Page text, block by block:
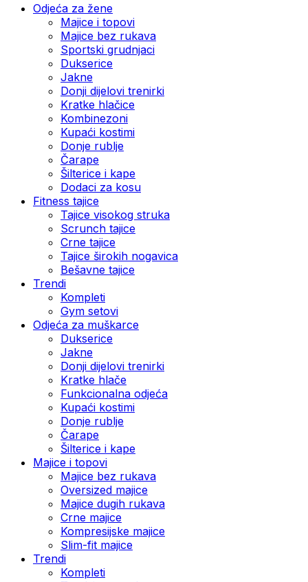
Odjeća za žene
Majice i topovi
Majice bez rukava
Sportski grudnjaci
Dukserice
Jakne
Donji dijelovi trenirki
Kratke hlačice
Kombinezoni
Kupaći kostimi
Donje rublje
Čarape
Šilterice i kape
Dodaci za kosu
Fitness tajice
Tajice visokog struka
Scrunch tajice
Crne tajice
Tajice širokih nogavica
Bešavne tajice
Trendi
Kompleti
Gym setovi
Odjeća za muškarce
Dukserice
Jakne
Donji dijelovi trenirki
Kratke hlače
Funkcionalna odjeća
Kupaći kostimi
Donje rublje
Čarape
Šilterice i kape
Majice i topovi
Majice bez rukava
Oversized majice
Majice dugih rukava
Crne majice
Kompresijske majice
Slim-fit majice
Trendi
Kompleti